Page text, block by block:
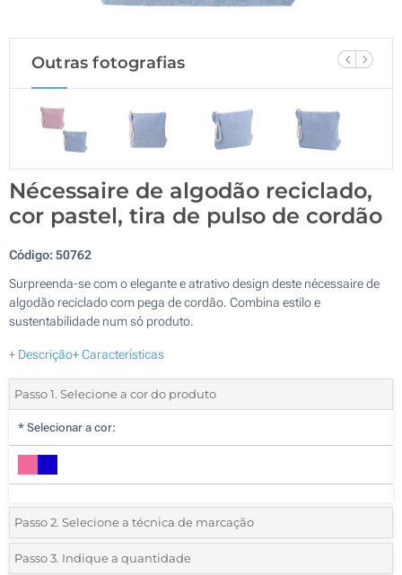
Outras fotografias
Nécessaire de algodão reciclado,
cor pastel, tira de pulso de cordão
Código:50762
Surpreenda-se com o elegante e atrativo design deste nécessaire de
algodão reciclado com pega de cordão. Combina estilo e
sustentabilidade num só produto.
+ Descrição+ Características
Passo 1. Selecione a cor do produto
* Selecionar a cor:
Passo 2. Selecione a técnica de marcação
*Selecione o tipo de marcação e as cores do logotipo:
Passo 3. Indique a quantidade